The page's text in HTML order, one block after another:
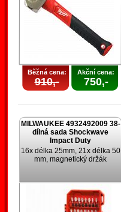
Běžná cena:
910,-
Akční cena:
750,-
MILWAUKEE 4932492009 38-
dílná sada Shockwave
Impact Duty
16x délka 25mm, 21x délka 50
mm, magnetický držák